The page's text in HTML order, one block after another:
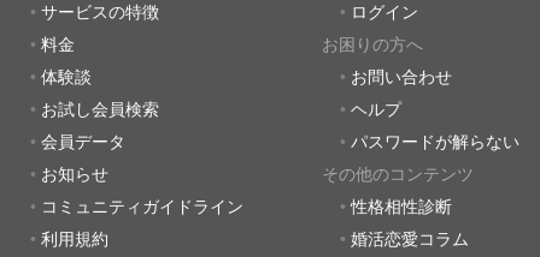
サービスの特徴
料金
体験談
お試し会員検索
会員データ
お知らせ
コミュニティガイドライン
利用規約
ログイン
お困りの方へ
お問い合わせ
ヘルプ
パスワードが解らない
その他のコンテンツ
性格相性診断
婚活恋愛コラム